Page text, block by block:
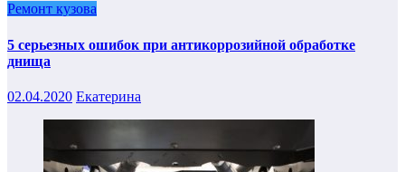
Ремонт кузова
5 серьезных ошибок при антикоррозийной обработке
днища
02.04.2020 Екатерина